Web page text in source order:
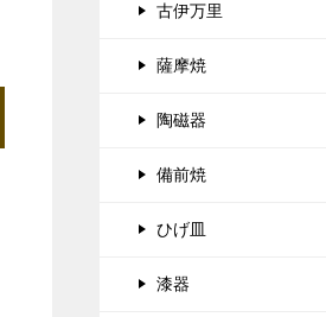
古伊万里
薩摩焼
陶磁器
備前焼
ひげ皿
漆器